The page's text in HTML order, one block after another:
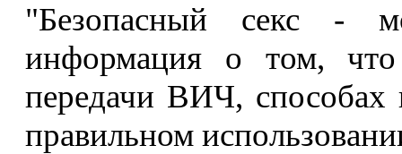
"Безопасный секс -
информация о том,
передачи ВИЧ, способах
правильном